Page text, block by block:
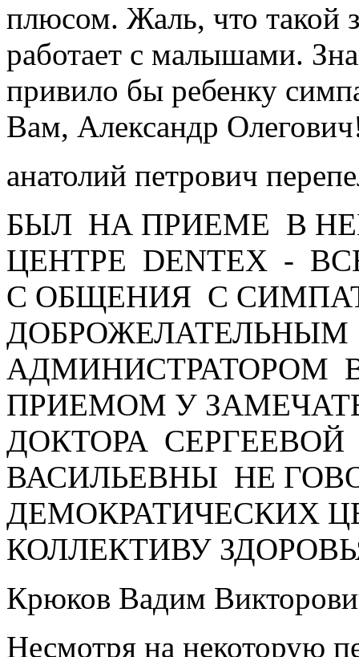
плюсом. Жаль, что такой
работает с малышами.
привило бы ребенку
Вам, Александр
анатолий петрович
БЫЛ НА ПРИЕМЕ В
ЦЕНТРЕ DENTEX -
С ОБЩЕНИЯ С
ДОБРОЖЕЛАТЕЛЬНЫМ
АДМИНИСТРАТОРОМ
ПРИЕМОМ У
ДОКТОРА
ВАСИЛЬЕВНЫ НЕ
ДЕМОКРАТИЧЕСКИХ
КОЛЛЕКТИВУ
Крюков Вадим
Несмотря на некоторую